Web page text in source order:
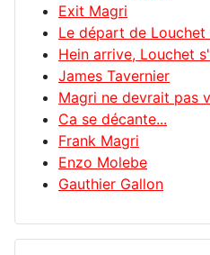
Exit Magri
Le départ de
Hein arrive, Louchet
James Tavernier
Magri ne devrait pas
Ca se décante...
Frank Magri
Enzo Molebe
Gauthier Gallon